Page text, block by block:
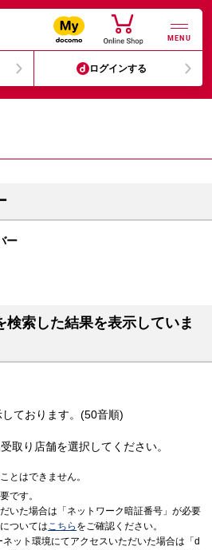
MENU
ログインする
ー
検索した結果を表示していま
ております。(50音順)
取り店舗を選択してください。
とはできません。
です。
いた場合は「ネットワーク暗証番号」が必要
ついてはこちら をご確認ください。
ット環境にてアクセスいただいた場合は「d